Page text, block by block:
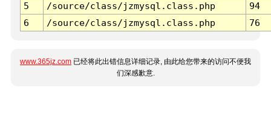
5
/source/class/jzmysql.class.php
94
6
/source/class/jzmysql.class.php 76
www.365jz.com 已经将此出错信息详细记录, 由此给您带来的访问不便我
们深感歉意.